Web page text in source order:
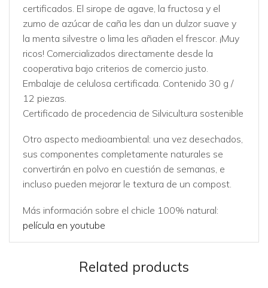
certificados. El sirope de agave, la fructosa y el
zumo de azúcar de caña les dan un dulzor suave y
la menta silvestre o lima les añaden el frescor. ¡Muy
ricos! Comercializados directamente desde la
cooperativa bajo criterios de comercio justo.
Embalaje de celulosa certificada. Contenido 30 g /
12 piezas.
Certificado de procedencia de Silvicultura sostenible
Otro aspecto medioambiental: una vez desechados,
sus componentes completamente naturales se
convertirán en polvo en cuestión de semanas, e
incluso pueden mejorar le textura de un compost.
Más información sobre el chicle 100% natural:
película en youtube
Related products